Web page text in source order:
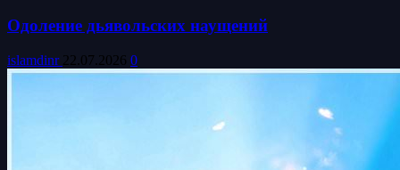
Одоление дьявольских наущений
islamdinr 22.07.2026 0